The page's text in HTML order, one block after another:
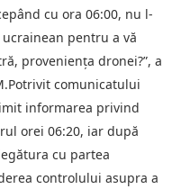
cu ora 06:00, nu l-
pentru a vă
proveniența dronei?”, a
comunicatului
informarea privind
orei 06:20, iar după
cu partea
controlului asupra a